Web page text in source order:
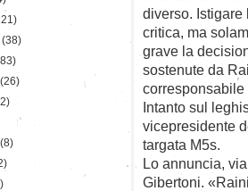
diverso. Istigare
critica, ma
grave la
sostenute da
Intanto sul
vicepresidente
targata M5s.
Lo annuncia,
Gibertoni.
(38)
(26)
(8)